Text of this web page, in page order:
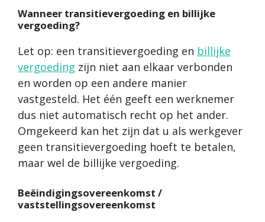
Wanneer transitievergoeding en billijke
vergoeding?
Let op: een transitievergoeding en billijke
vergoeding zijn niet aan elkaar verbonden
en worden op een andere manier
vastgesteld. Het één geeft een werknemer
dus niet automatisch recht op het ander.
Omgekeerd kan het zijn dat u als werkgever
geen transitievergoeding hoeft te betalen,
maar wel de billijke vergoeding.
Beëindigingsovereenkomst /
vaststellingsovereenkomst